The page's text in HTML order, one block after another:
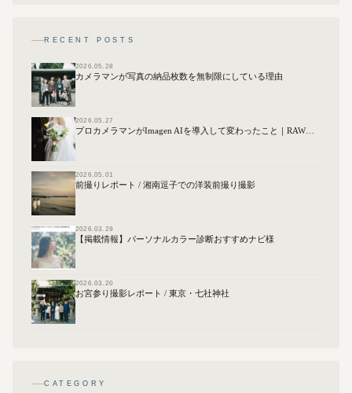
RECENT POSTS
2026.05.28
カメラマンが写真の納品枚数を無制限にしている理由
2026.05.27
プロカメラマンがImagen AIを導入して変わったこと｜RAW現像の効率化について
2026.05.01
前撮りレポート / 湘南逗子での洋装前撮り撮影
2026.03.29
【掲載情報】パーソナルカラー診断おすすめナビ様
2026.03.20
お宮参り撮影レポート / 東京・七社神社
CATEGORY